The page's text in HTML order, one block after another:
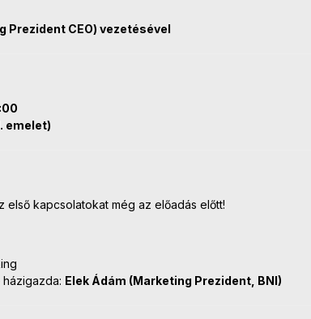
Prezident CEO) vezetésével
emelet)
első kapcsolatokat még az előadás előtt!
Elek Ádám (Marketing Prezident, BNI)